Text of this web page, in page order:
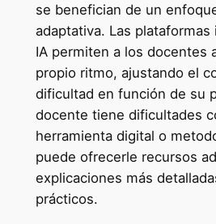
se benefician de un
adaptativa. Las plataformas
IA permiten a los docentes
propio ritmo, ajustando el
dificultad en función de su
docente tiene dificultades
herramienta digital o
puede ofrecerle recursos
explicaciones más
prácticos.